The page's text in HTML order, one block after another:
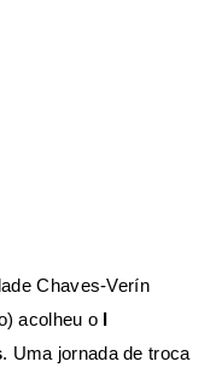
Chaves-Verín
acolheu o I
. Uma jornada de troca